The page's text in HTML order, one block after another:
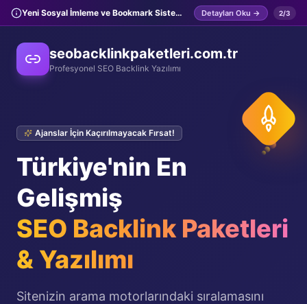
Yeni Sosyal İmleme ve Bookmark Sistemleri Aktif Edildi! (BibSonomy, Hatena,... Detayları Oku → 2/3
seobacklinkpaketleri.com.tr
Profesyonel SEO Backlink Yazılımı
Ajanslar İçin Kaçırılmayacak Fırsat!
Türkiye'nin En
Gelişmiş
SEO Backlink Paketleri
& Yazılımı
Sitenizin arama motorlarındaki sıralamasını